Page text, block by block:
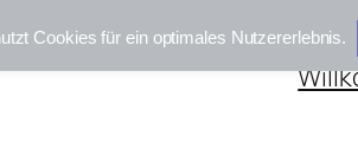
Cookies für ein optimales Nutzererlebnis.